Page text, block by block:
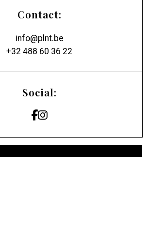
Contact:
info@plnt.be
+32 488 60 36 22
Social: